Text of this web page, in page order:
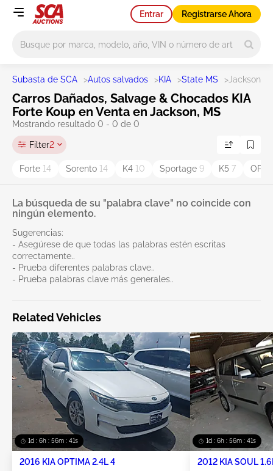
Entrar Registrarse Ahora
Subasta de SCA >Autos salvados >KIA >State MS > Jackson
Carros Dañados, Salvage & Chocados KIA
Forte Koup en Venta en Jackson, MS
Mostrando resultado 0 - 0 de 0
Filter2
Forte 14 Sorento 14 K4 10 Sportage 9 K5 7
La búsqueda de su "palabra clave" no coincide con
ningún elemento.
Sugerencias:
- Asegúrese de que todas las palabras estén escritas
correctamente..
- Prueba diferentes palabras clave..
- Prueba palabras clave más generales..
Related Vehicles
1d : 6h : 56m : 41s
2016 KIA OPTIMA 2.4L 4
1d : 6h : 56m : 41s
2012 KIA SOUL